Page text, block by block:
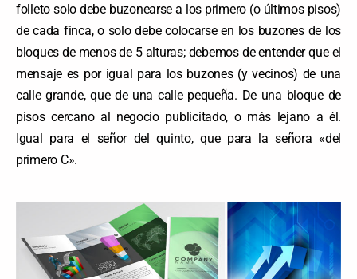
folleto solo debe buzonearse a los primero (o últimos pisos)
de cada finca, o solo debe colocarse en los buzones de los
bloques de menos de 5 alturas; debemos de entender que el
mensaje es por igual para los buzones (y vecinos) de una
calle grande, que de una calle pequeña. De una bloque de
pisos cercano al negocio publicitado, o más lejano a él.
Igual para el señor del quinto, que para la señora «del
primero C».